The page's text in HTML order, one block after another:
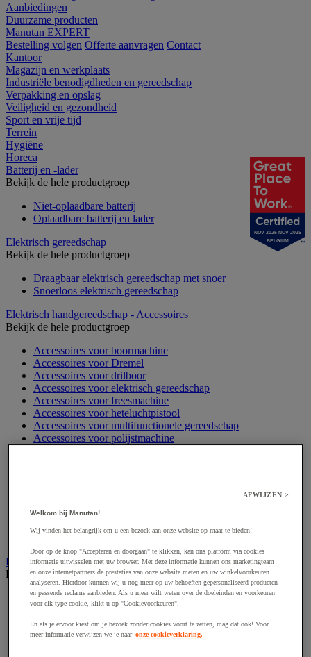
Aanbiedingen
Duurzame producten
Manutan EXPERT
Bestelling volgen Offerte aanvragen Contact
Kantoor
Magazijn en werkplaats
Industriële benodigdheden en gereedschap
Verpakking en opslag
Veiligheid en gezondheid
Sport en vrije tijd
Terrein
Hygiëne
Horeca
Batterij en -lader
Bekijk de hele productgroep
Niet-oplaadbare batterij
Oplaadbare batterij en lader
Elektrisch gereedschap
Bekijk de hele productgroep
Draagbaar elektrisch gereedschap met snoer
Snoerloos elektrisch gereedschap
Elektrisch handgereedschap - Accessoires
Bekijk de hele productgroep
Accessoires voor boormachine
Accessoires voor Dremel
Accessoires voor drilboor
Accessoires voor elektrisch gereedschap
Accessoires voor freesmachine
Accessoires voor heteluchtpistool
Accessoires voor multifunctionele gereedschap
Accessoires voor polijstmachine
Accessoires voor snij-schuurmachine
Accessoires voor spijkermachine
Accessoires voor zaag
Elektrische toebehoren en verlichting
Bekijk de hele productgroep
Accessoires voor elektrisch schakelpaneel
Batterij, oplader en kabel
Elektrische kabel
Elektrische uitrusting
NOV 2025-NOV 2026
BELGIUM
AFWIJZEN >
Welkom bij Manutan!
Wij vinden het belangrijk om u een bezoek aan onze website op maat te bieden!
Door op de knop "Accepteren en doorgaan" te klikken, kan ons platform via cookies
informatie uitwisselen met uw browser. Met deze informatie kunnen ons marketingteam
en onze internetpartners de prestaties van onze website meten en uw winkelvoorkeuren
analyseren. Hierdoor kunnen wij u nog meer op uw behoeften gepersonaliseerd producten
en passende reclame aanbieden. Als u meer wilt weten over de doeleinden en voorkeuren
voor elk type cookie, klikt u op "Cookievoorkeuren".
En als je ervoor kiest om je bezoek zonder cookies voort te zetten, mag dat ook! Voor
meer informatie verwijzen we je naar onze cookieverklaring.